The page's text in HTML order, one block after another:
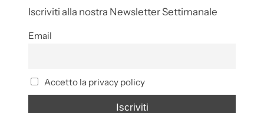
Iscriviti alla nostra Newsletter Settimanale
Email
Accetto la privacy policy